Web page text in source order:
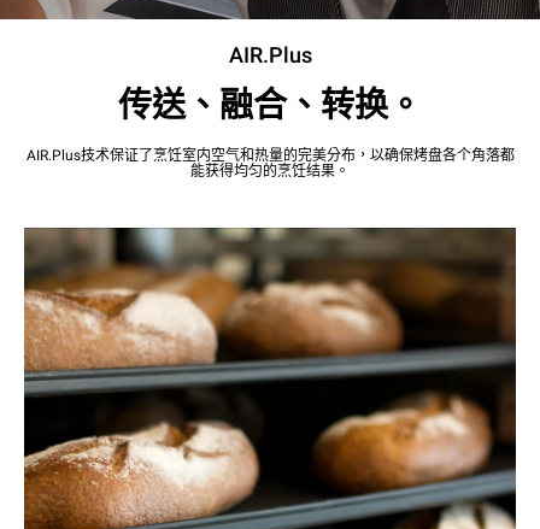
AIR.Plus
传送、融合、转换。
AIR.Plus技术保证了烹饪室内空气和热量的完美分布，以确保烤盘各个角落都
能获得均匀的烹饪结果。